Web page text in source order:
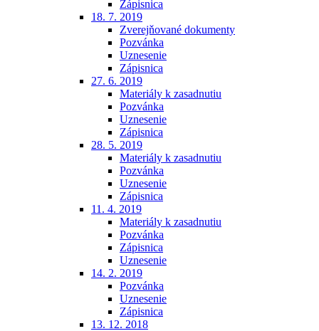
Zápisnica
18. 7. 2019
Zverejňované dokumenty
Pozvánka
Uznesenie
Zápisnica
27. 6. 2019
Materiály k zasadnutiu
Pozvánka
Uznesenie
Zápisnica
28. 5. 2019
Materiály k zasadnutiu
Pozvánka
Uznesenie
Zápisnica
11. 4. 2019
Materiály k zasadnutiu
Pozvánka
Zápisnica
Uznesenie
14. 2. 2019
Pozvánka
Uznesenie
Zápisnica
13. 12. 2018